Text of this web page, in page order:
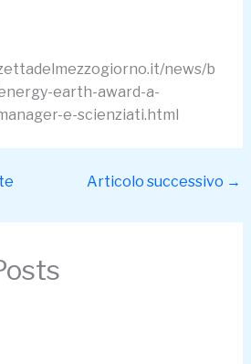
news/b
earth-award-a-
e-scienziati.html
Articolo successivo →